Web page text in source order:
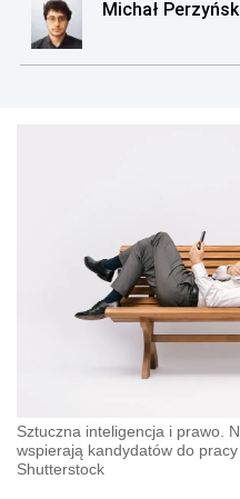
Michał
Sztuczna inteligencja i prawo.
wspierają kandydatów do
Shutterstock